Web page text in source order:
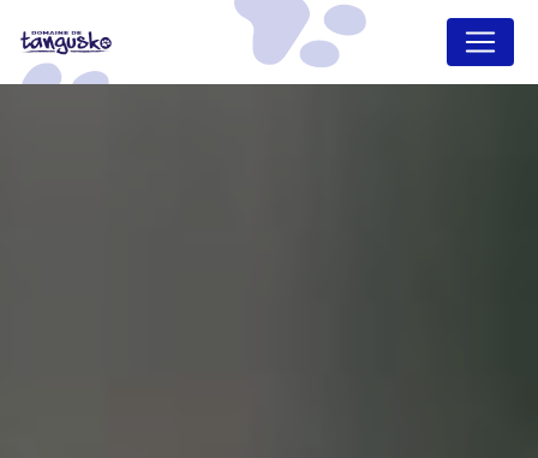
Panneau de gestion des cookies